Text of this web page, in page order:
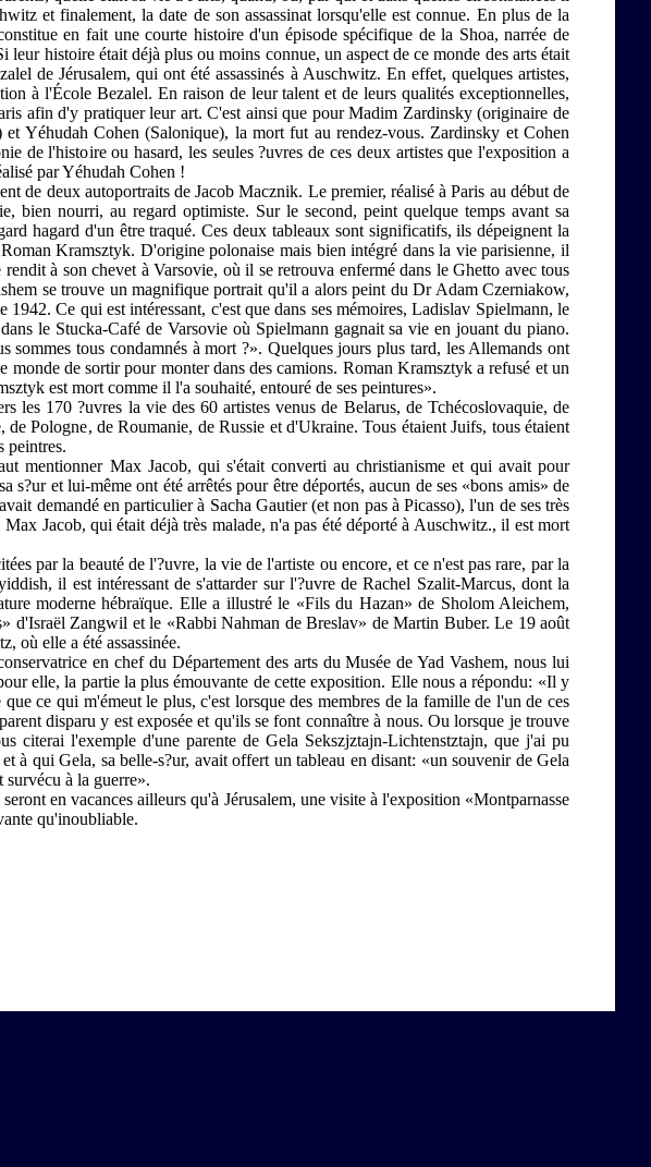
et finalement, la date de son assassinat lorsqu'elle est connue. En plus de la
en fait une courte histoire d'un épisode spécifique de la Shoa, narrée de
histoire était déjà plus ou moins connue, un aspect de ce monde des arts était
de Jérusalem, qui ont été assassinés à Auschwitz. En effet, quelques artistes,
à l'École Bezalel. En raison de leur talent et de leurs qualités exceptionnelles,
afin d'y pratiquer leur art. C'est ainsi que pour Madim Zardinsky (originaire de
Yéhudah Cohen (Salonique), la mort fut au rendez-vous. Zardinsky et Cohen
de l'histoire ou hasard, les seules ?uvres de ces deux artistes que l'exposition a
par Yéhudah Cohen !
de deux autoportraits de Jacob Macznik. Le premier, réalisé à Paris au début de
bien nourri, au regard optimiste. Sur le second, peint quelque temps avant sa
hagard d'un être traqué. Ces deux tableaux sont significatifs, ils dépeignent la
Kramsztyk. D'origine polonaise mais bien intégré dans la vie parisienne, il
à son chevet à Varsovie, où il se retrouva enfermé dans le Ghetto avec tous
se trouve un magnifique portrait qu'il a alors peint du Dr Adam Czerniakow,
Ce qui est intéressant, c'est que dans ses mémoires, Ladislav Spielmann, le
le Stucka-Café de Varsovie où Spielmann gagnait sa vie en jouant du piano.
tous condamnés à mort ?». Quelques jours plus tard, les Allemands ont
de sortir pour monter dans des camions. Roman Kramsztyk a refusé et un
est mort comme il l'a souhaité, entouré de ses peintures».
les 170 ?uvres la vie des 60 artistes venus de Belarus, de Tchécoslovaquie, de
Pologne, de Roumanie, de Russie et d'Ukraine. Tous étaient Juifs, tous étaient
peintres.
mentionner Max Jacob, qui s'était converti au christianisme et qui avait pour
s?ur et lui-même ont été arrêtés pour être déportés, aucun de ses «bons amis» de
demandé en particulier à Sacha Gautier (et non pas à Picasso), l'un de ses très
Jacob, qui était déjà très malade, n'a pas été déporté à Auschwitz., il est mort
par la beauté de l'?uvre, la vie de l'artiste ou encore, et ce n'est pas rare, par la
il est intéressant de s'attarder sur l'?uvre de Rachel Szalit-Marcus, dont la
moderne hébraïque. Elle a illustré le «Fils du Hazan» de Sholom Aleichem,
d'Israël Zangwil et le «Rabbi Nahman de Breslav» de Martin Buber. Le 19 août
où elle a été assassinée.
en chef du Département des arts du Musée de Yad Vashem, nous lui
elle, la partie la plus émouvante de cette exposition. Elle nous a répondu: «Il y
ce qui m'émeut le plus, c'est lorsque des membres de la famille de l'un de ces
disparu y est exposée et qu'ils se font connaître à nous. Ou lorsque je trouve
citerai l'exemple d'une parente de Gela Sekszjztajn-Lichtenstztajn, que j'ai pu
à qui Gela, sa belle-s?ur, avait offert un tableau en disant: «un souvenir de Gela
à la guerre».
en vacances ailleurs qu'à Jérusalem, une visite à l'exposition «Montparnasse
qu'inoubliable.